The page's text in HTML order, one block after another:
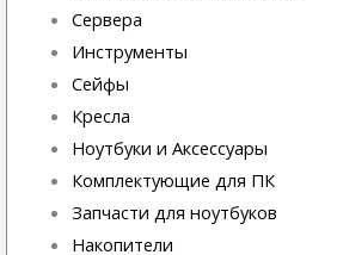
Сервера
Инструменты
Сейфы
Кресла
Ноутбуки и Аксессуары
Комплектующие для ПК
Запчасти для ноутбуков
Накопители